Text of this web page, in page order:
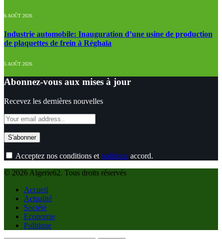
6 AOÛT 2026
Industrie automobile: Inauguration d’une usine de production
de plaquettes de frein à Réghaïa
5 AOÛT 2026
Abonnez-vous aux mises à jour
Recevez les dernières nouvelles
Acceptez nos conditions et politique accord.
© 2026 Algerie62. Tous droits réservés
Accueil
Actualité
Société
Economie
Politique